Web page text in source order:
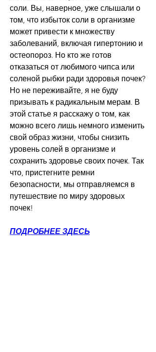
соли. Вы, наверное, уже слышали о
том, что избыток соли в организме
может привести к множеству
заболеваний, включая гипертонию и
остеопороз. Но кто же готов
отказаться от любимого чипса или
соленой рыбки ради здоровья почек?
Но не переживайте, я не буду
призывать к радикальным мерам. В
этой статье я расскажу о том, как
можно всего лишь немного изменить
свой образ жизни, чтобы снизить
уровень солей в организме и
сохранить здоровье своих почек. Так
что, пристегните ремни
безопасности, мы отправляемся в
путешествие по миру здоровых
почек!
ПОДРОБНЕЕ ЗДЕСЬ